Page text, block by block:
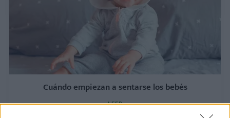
Cuándo empiezan a sentarse los bebés
LEER